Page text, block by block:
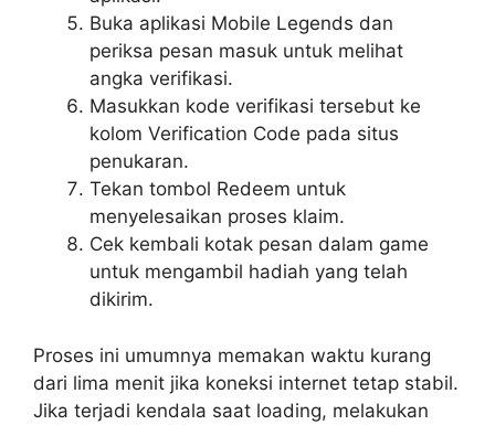
Buka aplikasi Mobile Legends dan
periksa pesan masuk untuk melihat
angka verifikasi.
Masukkan kode verifikasi tersebut ke
kolom Verification Code pada situs
penukaran.
Tekan tombol Redeem untuk
menyelesaikan proses klaim.
Cek kembali kotak pesan dalam game
untuk mengambil hadiah yang telah
dikirim.
Proses ini umumnya memakan waktu kurang
dari lima menit jika koneksi internet tetap stabil.
Jika terjadi kendala saat loading, melakukan